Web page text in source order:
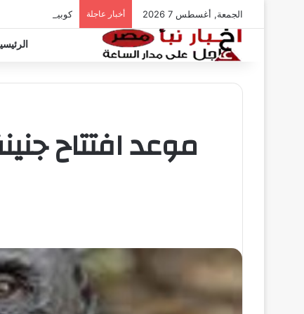
الجمعة, أغسطس 7 2026 أخبار عاجلة كوبيك يسجل إنجازاً
موعد افتتاح